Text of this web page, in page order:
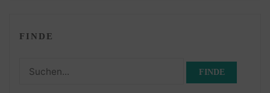
FINDE
Suchen